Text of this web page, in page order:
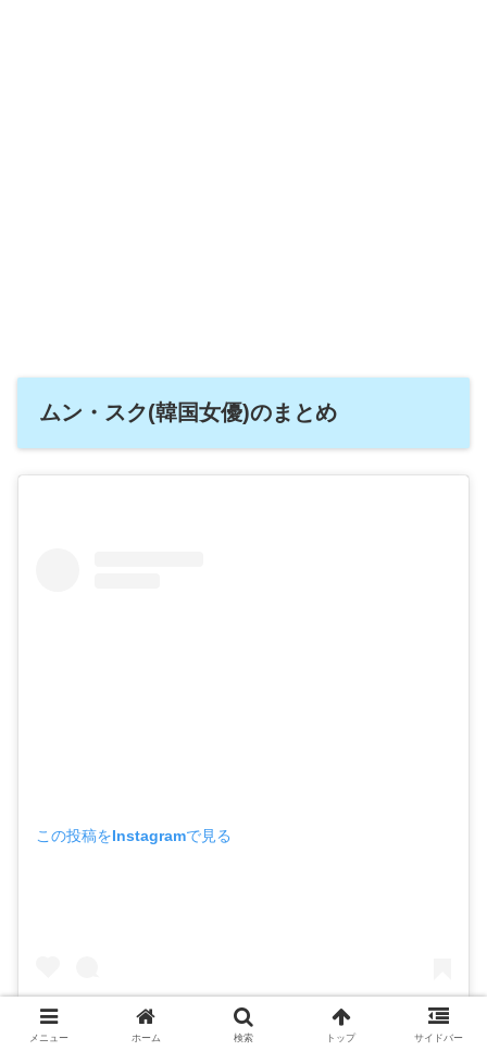
ムン・スク(韓国女優)のまとめ
この投稿をInstagramで見る
メニュー ホーム 検索 トップ サイドバー